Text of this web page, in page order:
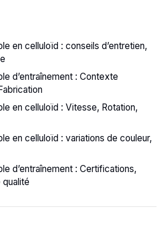
en celluloïd : conseils d’entretien,
d’entraînement : Contexte
en celluloïd : Vitesse, Rotation,
en celluloïd : variations de couleur,
d’entraînement : Certifications,
qualité